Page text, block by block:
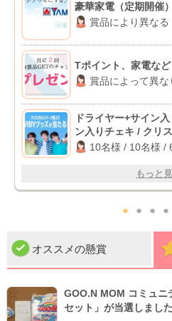
豪華家電（定期開催）
賞品により異なる
Tポイント、家電など
賞品によって異な
ドライヤー+サイン
ン入りチェキ / クリ
10名様 / 10名様 /
もっと
● ● ● ●
オススメの懸賞
GOO.N MOM コミュニ
セット」が当選しまし